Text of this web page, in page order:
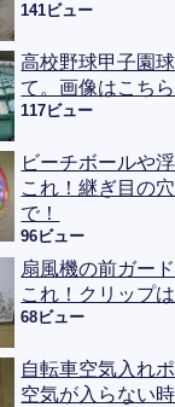
141ビュー
高校野球甲子園
て。画像はこち
117ビュー
ビーチボールや
これ！継ぎ目の
で！
96ビュー
扇風機の前ガー
これ！クリップ
68ビュー
自転車空気入れ
空気が入らない